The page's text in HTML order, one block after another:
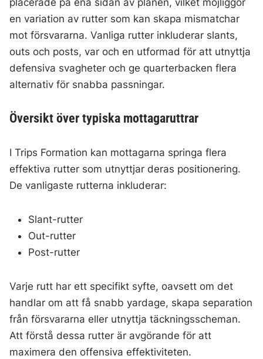
placerade på ena sidan av planen, vilket möjliggör
en variation av rutter som kan skapa mismatchar
mot försvararna. Vanliga rutter inkluderar slants,
outs och posts, var och en utformad för att utnyttja
defensiva svagheter och ge quarterbacken flera
alternativ för snabba passningar.
Översikt över typiska mottagaruttrar
I Trips Formation kan mottagarna springa flera
effektiva rutter som utnyttjar deras positionering.
De vanligaste rutterna inkluderar:
Slant-rutter
Out-rutter
Post-rutter
Varje rutt har ett specifikt syfte, oavsett om det
handlar om att få snabb yardage, skapa separation
från försvararna eller utnyttja täckningsscheman.
Att förstå dessa rutter är avgörande för att
maximera den offensiva effektiviteten.